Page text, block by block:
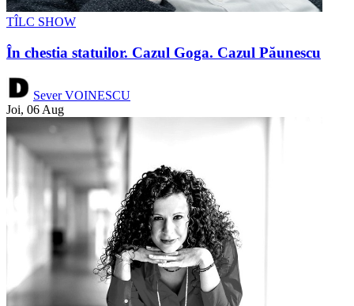
TÎLC SHOW
În chestia statuilor. Cazul Goga. Cazul Păunescu
Sever VOINESCU
Joi, 06 Aug